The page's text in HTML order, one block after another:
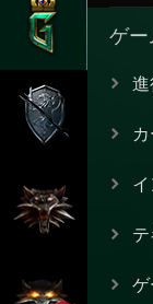
ゲ
ゲ